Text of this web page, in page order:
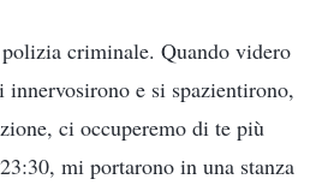
criminale. Quando videro
innervosirono e si spazientirono,
ci occuperemo di te più
mi portarono in una stanza